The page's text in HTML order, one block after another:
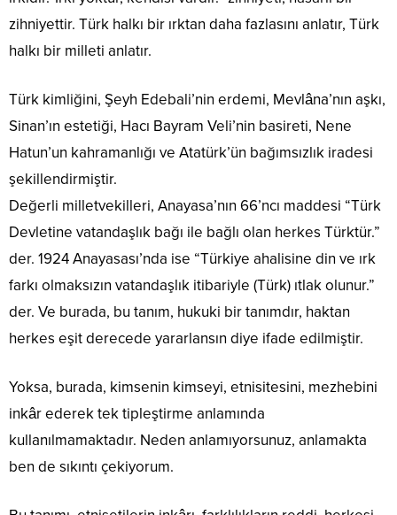
zihniyettir. Türk halkı bir ırktan daha fazlasını anlatır, Türk
halkı bir milleti anlatır.
Türk kimliğini, Şeyh Edebali’nin erdemi, Mevlâna’nın aşkı,
Sinan’ın estetiği, Hacı Bayram Veli’nin basireti, Nene
Hatun’un kahramanlığı ve Atatürk’ün bağımsızlık iradesi
şekillendirmiştir.
Değerli milletvekilleri, Anayasa’nın 66’ncı maddesi “Türk
Devletine vatandaşlık bağı ile bağlı olan herkes Türktür.”
der. 1924 Anayasası’nda ise “Türkiye ahalisine din ve ırk
farkı olmaksızın vatandaşlık itibariyle (Türk) ıtlak olunur.”
der. Ve burada, bu tanım, hukuki bir tanımdır, haktan
herkes eşit derecede yararlansın diye ifade edilmiştir.
Yoksa, burada, kimsenin kimseyi, etnisitesini, mezhebini
inkâr ederek tek tipleştirme anlamında
kullanılmamaktadır. Neden anlamıyorsunuz, anlamakta
ben de sıkıntı çekiyorum.